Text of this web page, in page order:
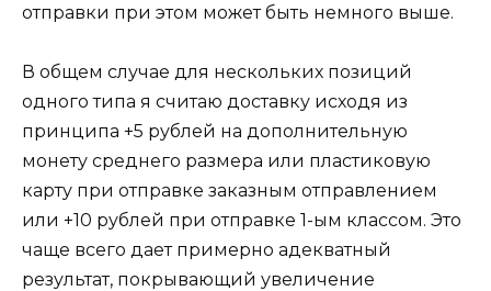
отправки при этом может быть немного выше.
В общем случае для нескольких позиций
одного типа я считаю доставку исходя из
принципа +5 рублей на дополнительную
монету среднего размера или пластиковую
карту при отправке заказным отправлением
или +10 рублей при отправке 1-ым классом. Это
чаще всего дает примерно адекватный
результат, покрывающий увеличение